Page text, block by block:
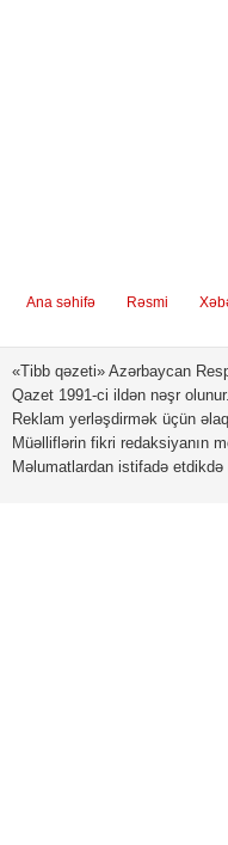
Ana səhifə Rəsmi
«Tibb qəzeti» Azərbaycan
Qazet 1991-ci ildən nəşr
Reklam yerləşdirmək üçün
Müəlliflərin fikri redaksiyanın
Məlumatlardan istifadə etdikdə